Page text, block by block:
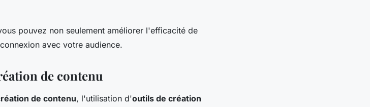
pouvez non seulement améliorer l'efficacité de
avec votre audience.
de contenu
de contenu, l'utilisation d'outils de création